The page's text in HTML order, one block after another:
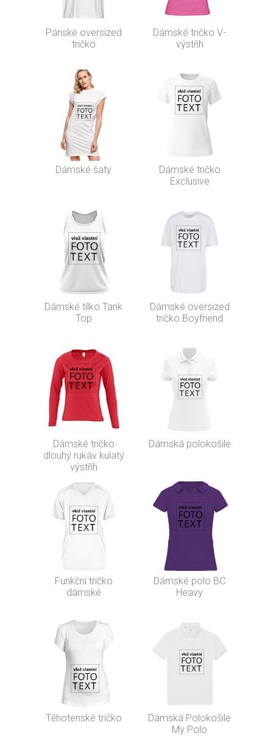
Pánské oversized
tričko
Dámské tričko V-
výstřih
Dámské šaty
Dámské tričko
Exclusive
Dámské tílko Tank
Top
Dámské oversized
tričko Boyfriend
Dámské tričko
dlouhý rukáv kulatý
výstřih
Dámská polokošile
Funkční tričko
dámské
Dámské polo BC
Heavy
Těhotenské tričko
Dámská Polokošile
My Polo